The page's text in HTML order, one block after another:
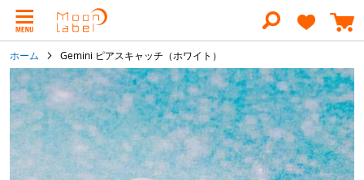
ン
ン
に
ス
キ
ッ
プ
検
ホーム Gemini ピアスキャッチ（ホワイト）
イ
メ
ー
ジ
ギ
ャ